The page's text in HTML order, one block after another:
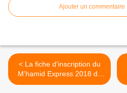
Ajouter un commentaire
< La fiche d'inscription du
M'hamid Express 2018 du
28 janvier au 2 février 2018